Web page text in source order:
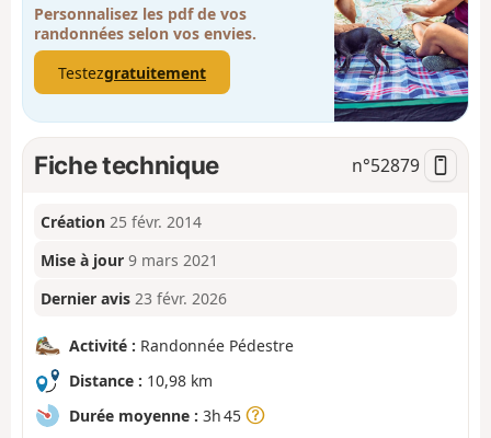
Personnalisez les pdf de vos
randonnées selon vos envies.
Testezgratuitement
Fiche technique n°52879
Création 25 févr. 2014
Mise à jour 9 mars 2021
Dernier avis 23 févr. 2026
Activité : Randonnée Pédestre
Distance : 10,98 km
Durée moyenne : 3h 45